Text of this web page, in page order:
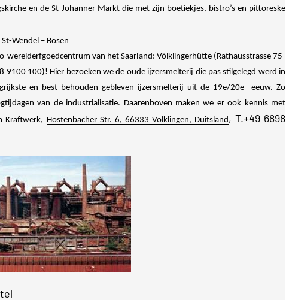
en de St Johanner Markt die met zijn boetiekjes, bistro’s en pittoreske
Wendel – Bosen
van het Saarland: Völklingerhütte (Rathausstrasse 75-
9100 100)! Hier bezoeken we de oude ijzersmelterij die pas stilgelegd werd in
en best behouden gebleven ijzersmelterij uit de 19e/20e eeuw. Zo
van de industrialisatie. Daarenboven maken we er ook kennis met
Kraftwerk, Hostenbacher Str. 6, 66333 Völklingen, Duitsland , T.+49 6898